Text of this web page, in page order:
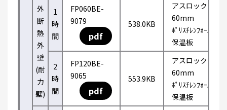
外
断
熱
外
壁
(耐
力
壁)
1
時
間
FP060BE-
9079
pdf
538.0KB
アスロック
60mm
ﾎﾟﾘｽﾁﾚﾝﾌｫｰﾑ
保温板
2
時
間
FP120BE-
9065
pdf
553.9KB
アスロック
60mm
ﾎﾟﾘｽﾁﾚﾝﾌｫｰﾑ
保温板